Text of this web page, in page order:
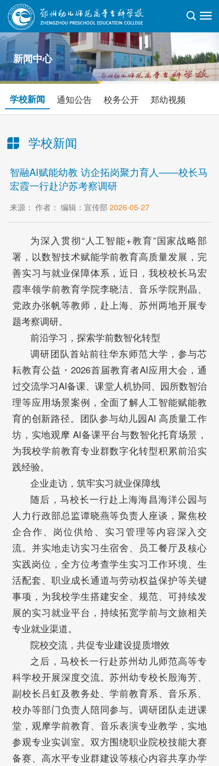
新闻中心
学校新闻 通知公告 校务公开 郑幼视频
学校新闻
当前位置：首页>新闻中心> 学校新闻> 正文
智融AI赋能幼教 访企拓岗聚力育人——校长马
宏霞一行赴沪苏考察调研
来源： 作者： 编辑：宣传部 2026-05-27
为深入贯彻“人工智能+教育”国家战略部
署，以数智技术赋能学前教育高质量发展，完
善实习与就业保障体系，近日，我校校长马宏
霞率领学前教育学院李晓洁、音乐学院荆晶、
党政办张帆等教师，赴上海、苏州两地开展专
题考察调研。
前沿学习，探索学前数智化转型
调研团队首站前往华东师范大学，参与芯
耘教育公益・2026首届教育者AI应用大会，通
过交流学习AI备课、课堂人机协同、园所数智治
理等应用场景案例，全面了解人工智能赋能教
育的创新路径。团队参与幼儿园AI 高质量工作
坊，实地观摩 AI备课平台与数智化托育场景，
为我校学前教育专业群数字化转型积累前沿实
践经验。
企业走访，筑牢实习就业保障线
随后，马校长一行赴上海海昌海洋公园与
人力行政部总监谭晓燕等负责人座谈，聚焦校
企合作、岗位供给、实习管理等内容深入交
流。并实地走访实习生宿舍、员工餐厅及核心
实践岗位，全方位考查学生实习工作环境、生
活配套、职业成长通道与劳动权益保护等关键
事项，为我校学生搭建安全、规范、可持续发
展的实习就业平台，持续拓宽学前与文旅相关
专业就业渠道。
院校交流，共促专业建设提质增效
之后，马校长一行赴苏州幼儿师范高等专
科学校开展深度交流。苏州幼专校长殷海芳、
副校长吕虹及教务处、学前教育系、音乐系、
校办等部门负责人陪同参与。调研团队走进课
堂，观摩学前教育、音乐表演专业教学，实地
参观专业实训室。双方围绕职业院校技能大赛
备赛、高水平专业群建设等核心内容共享办学